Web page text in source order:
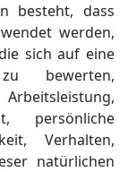
besteht, dass
werden,
sich auf eine
bewerten,
persönliche
Verhalten,
natürlichen